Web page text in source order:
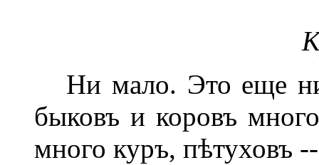
Ни мало. Это еще
быковъ и коровъ
много куръ, пѣтуховъ